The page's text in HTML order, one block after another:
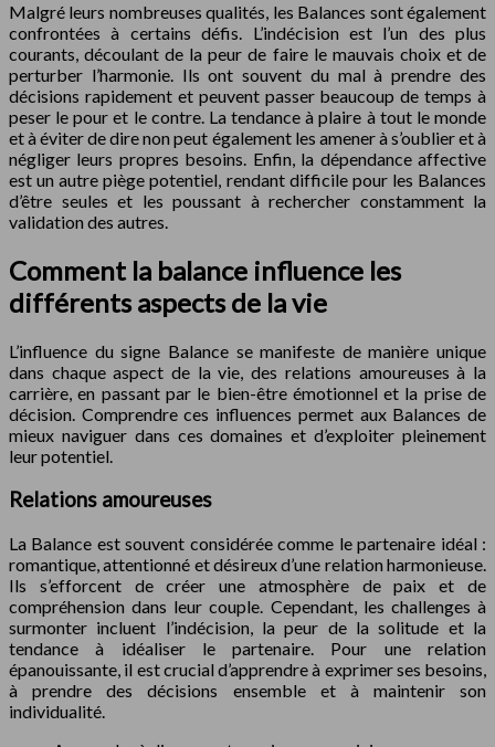
Malgré leurs nombreuses qualités, les Balances sont également
confrontées à certains défis. L’indécision est l’un des plus
courants, découlant de la peur de faire le mauvais choix et de
perturber l’harmonie. Ils ont souvent du mal à prendre des
décisions rapidement et peuvent passer beaucoup de temps à
peser le pour et le contre. La tendance à plaire à tout le monde
et à éviter de dire non peut également les amener à s’oublier et à
négliger leurs propres besoins. Enfin, la dépendance affective
est un autre piège potentiel, rendant difficile pour les Balances
d’être seules et les poussant à rechercher constamment la
validation des autres.
Comment la balance influence les
différents aspects de la vie
L’influence du signe Balance se manifeste de manière unique
dans chaque aspect de la vie, des relations amoureuses à la
carrière, en passant par le bien-être émotionnel et la prise de
décision. Comprendre ces influences permet aux Balances de
mieux naviguer dans ces domaines et d’exploiter pleinement
leur potentiel.
Relations amoureuses
La Balance est souvent considérée comme le partenaire idéal :
romantique, attentionné et désireux d’une relation harmonieuse.
Ils s’efforcent de créer une atmosphère de paix et de
compréhension dans leur couple. Cependant, les challenges à
surmonter incluent l’indécision, la peur de la solitude et la
tendance à idéaliser le partenaire. Pour une relation
épanouissante, il est crucial d’apprendre à exprimer ses besoins,
à prendre des décisions ensemble et à maintenir son
individualité.